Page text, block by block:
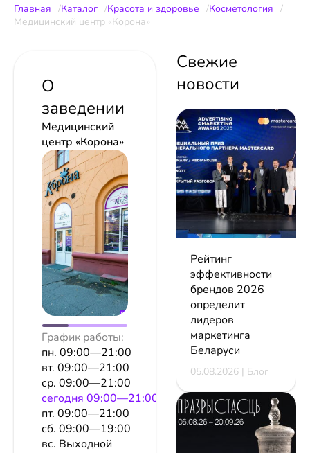
Главная Каталог Красота и здоровье
Косметология
Медицинский центр «Корона»
О
заведении
Медицинский
центр «Корона»
График работы:
пн. 09:00—21:00
вт. 09:00—21:00
ср. 09:00—21:00
сeгодня 09:00—21:00
пт. 09:00—21:00
сб. 09:00—19:00
вс. Выходной
Свежие
новости
Рейтинг
эффективности
брендов 2026
определит
лидеров
маркетинга
Беларуси
05.08.2026 | Блог